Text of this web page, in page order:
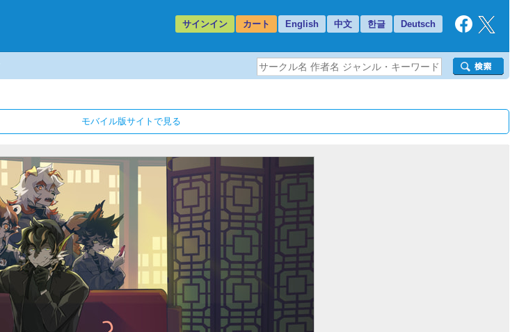
サインイン カート English 中文 한글 Deutsch
モバイル版サイトで見る